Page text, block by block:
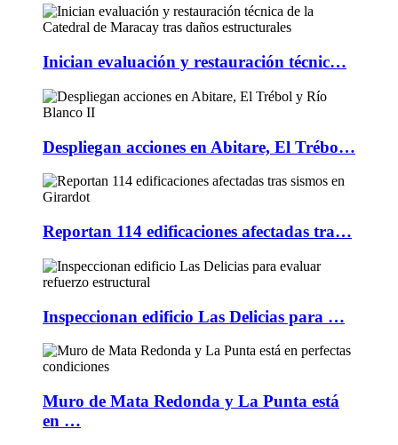
Inician evaluación y restauración técnic…
Despliegan acciones en Abitare, El Trébo…
Reportan 114 edificaciones afectadas tra…
Inspeccionan edificio Las Delicias para …
Muro de Mata Redonda y La Punta está
en …